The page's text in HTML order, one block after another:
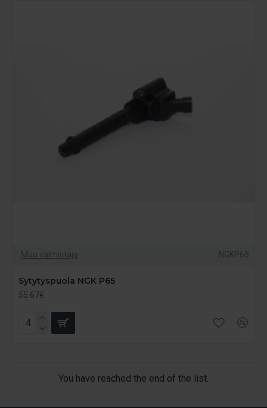
Muu valmistaja NGKP65
Sytytyspuola NGK P65
55.67€
You have reached the end of the list.